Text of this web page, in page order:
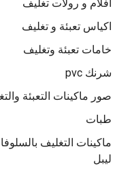
افلام و رولات تغليف
اكياس تعبئة و تغليف
خامات تعبئة وتغليف
شرنك pvc
صور ماكينات التعبئة
طبات
ليبل